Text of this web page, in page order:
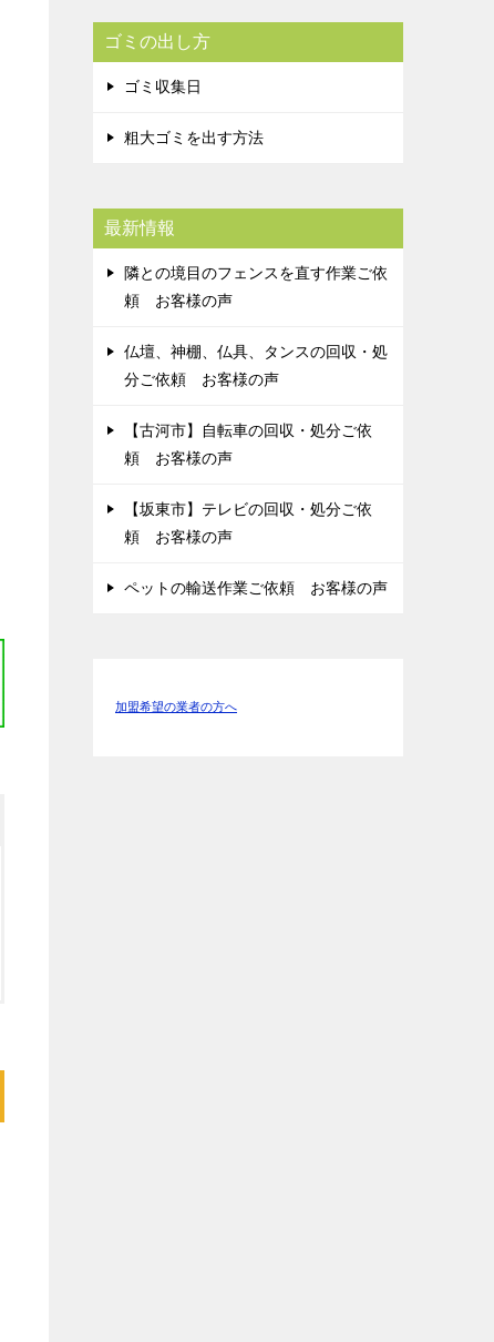
ゴミの出し方
ゴミ収集日
粗大ゴミを出す方法
最新情報
隣との境目のフェンスを直す作業ご依
頼 お客様の声
仏壇、神棚、仏具、タンスの回収・処
分ご依頼 お客様の声
【古河市】自転車の回収・処分ご依
頼 お客様の声
【坂東市】テレビの回収・処分ご依
頼 お客様の声
ペットの輸送作業ご依頼 お客様の声
加盟希望の業者の方へ